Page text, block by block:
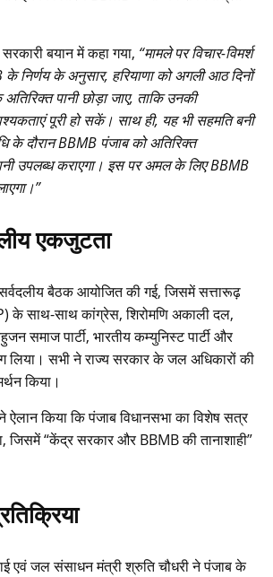
बयान में कहा गया, “मामले पर विचार-विमर्श
निर्णय के अनुसार, हरियाणा को अगली आठ दिनों
पानी छोड़ा जाए, ताकि उनकी
पूरी हो सकें। साथ ही, यह भी सहमति बनी
के दौरान BBMB पंजाब को अतिरिक्त
उपलब्ध कराएगा। इस पर अमल के लिए BBMB
एकजुटता
बैठक आयोजित की गई, जिसमें सत्तारूढ़
के साथ-साथ कांग्रेस, शिरोमणि अकाली दल,
समाज पार्टी, भारतीय कम्युनिस्ट पार्टी और
लिया। सभी ने राज्य सरकार के जल अधिकारों की
किया।
ऐलान किया कि पंजाब विधानसभा का विशेष सत्र
जिसमें “केंद्र सरकार और BBMB की तानाशाही”
एवं जल संसाधन मंत्री श्रुति चौधरी ने पंजाब के